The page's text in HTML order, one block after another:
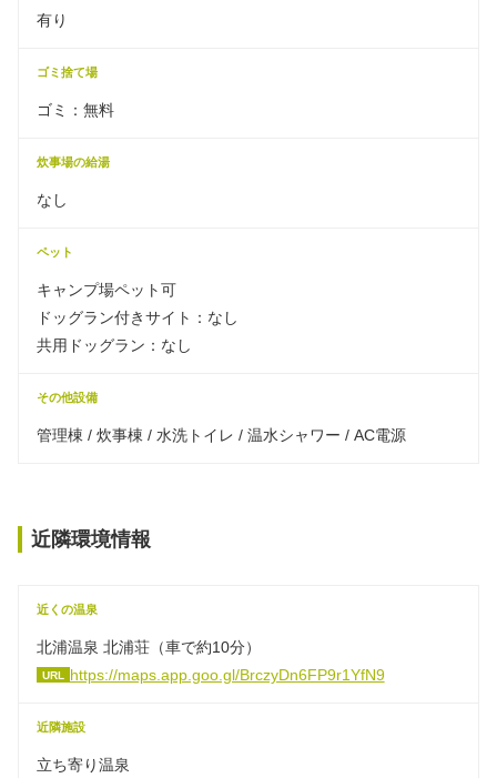
有り
ゴミ捨て場
ゴミ：無料
炊事場の給湯
なし
ペット
キャンプ場ペット可
ドッグラン付きサイト：なし
共用ドッグラン：なし
その他設備
管理棟 / 炊事棟 / 水洗トイレ / 温水シャワー / AC電源
近隣環境情報
近くの温泉
北浦温泉 北浦荘（車で約10分）
URL https://maps.app.goo.gl/BrczyDn6FP9r1YfN9
近隣施設
立ち寄り温泉